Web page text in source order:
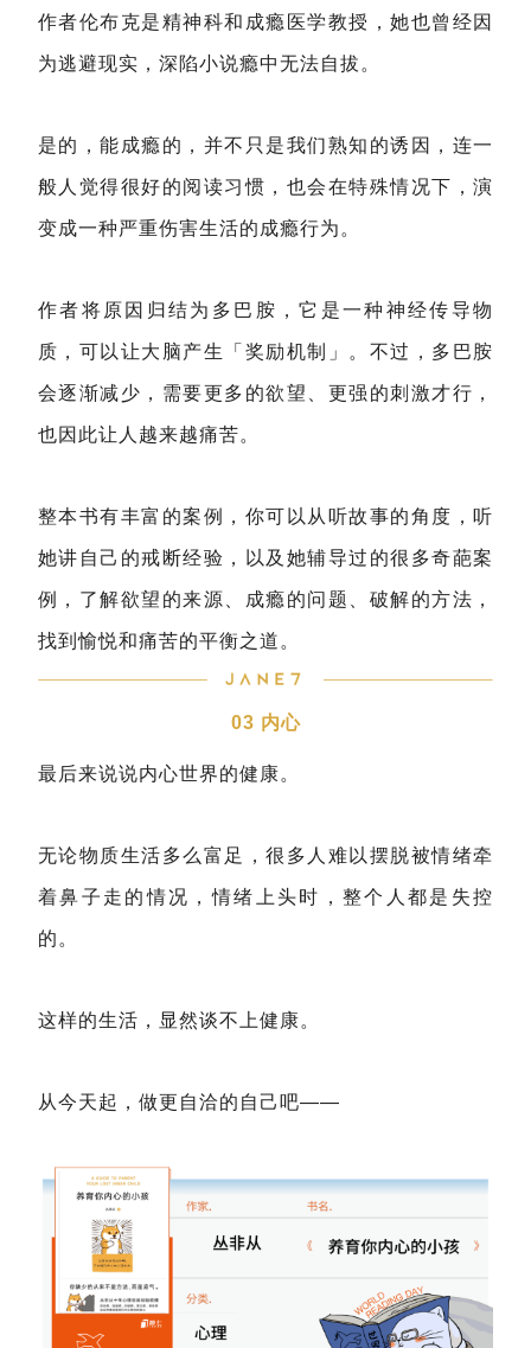
作者伦布克是精神科和成瘾医学教授，她也曾经因
为逃避现实，深陷小说瘾中无法自拔。
是的，能成瘾的，并不只是我们熟知的诱因，连一
般人觉得很好的阅读习惯，也会在特殊情况下，演
变成一种严重伤害生活的成瘾行为。
作者将原因归结为多巴胺，它是一种神经传导物
质，可以让大脑产生「奖励机制」。不过，多巴胺
会逐渐减少，需要更多的欲望、更强的刺激才行，
也因此让人越来越痛苦。
整本书有丰富的案例，你可以从听故事的角度，听
她讲自己的戒断经验，以及她辅导过的很多奇葩案
例，了解欲望的来源、成瘾的问题、破解的方法，
找到愉悦和痛苦的平衡之道。
03 内心
最后来说说内心世界的健康。
无论物质生活多么富足，很多人难以摆脱被情绪牵
着鼻子走的情况，情绪上头时，整个人都是失控
的。
这样的生活，显然谈不上健康。
从今天起，做更自洽的自己吧——